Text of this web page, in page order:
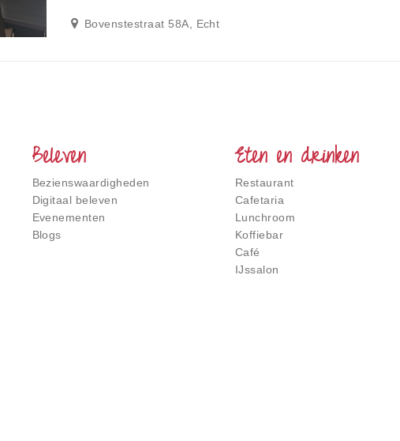
Bovenstestraat 58A, Echt
Beleven
Bezienswaardigheden
Digitaal beleven
Evenementen
Blogs
Eten en drinken
Restaurant
Cafetaria
Lunchroom
Koffiebar
Café
IJssalon